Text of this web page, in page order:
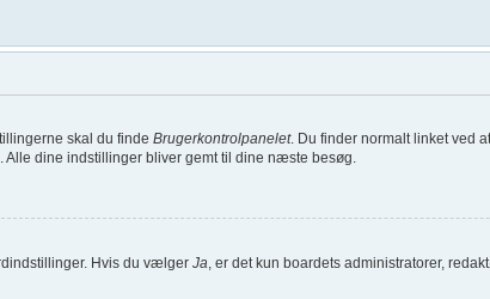
skal du finde Brugerkontrolpanelet. Du finder normalt linket ved
dine indstillinger bliver gemt til dine næste besøg.
Hvis du vælger Ja , er det kun boardets administratorer,